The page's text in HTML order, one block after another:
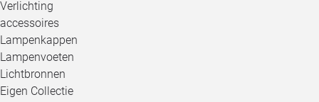
Verlichting
accessoires
Lampenkappen
Lampenvoeten
Lichtbronnen
Eigen Collectie